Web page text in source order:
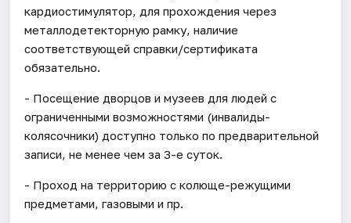
кардиостимулятор, для прохождения через
металлодетекторную рамку, наличие
соответствующей справки/сертификата
обязательно.
- Посещение дворцов и музеев для людей с
ограниченными возможностями (инвалиды-
колясочники) доступно только по предварительной
записи, не менее чем за 3-е суток.
- Проход на территорию с колюще-режущими
предметами, газовыми и пр.